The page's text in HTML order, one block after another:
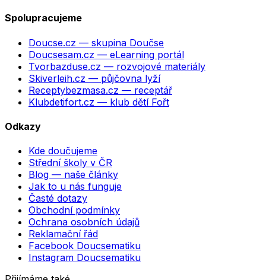
Spolupracujeme
Doucse.cz — skupina Doučse
Doucsesam.cz — eLearning portál
Tvorbazduse.cz — rozvojové materiály
Skiverleih.cz — půjčovna lyží
Receptybezmasa.cz — receptář
Klubdetifort.cz — klub dětí Fořt
Odkazy
Kde doučujeme
Střední školy v ČR
Blog — naše články
Jak to u nás funguje
Časté dotazy
Obchodní podmínky
Ochrana osobních údajů
Reklamační řád
Facebook Doucsematiku
Instagram Doucsematiku